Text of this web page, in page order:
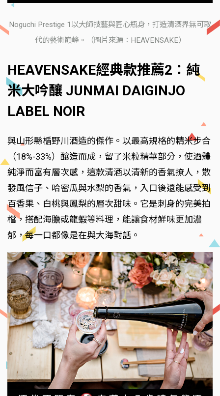
Noguchi Prestige 1以大師技藝與匠心瓶身，打造清酒界無可取
代的藝術巔峰。（圖片來源：HEAVENSAKE）
HEAVENSAKE經典款推薦2：純
米大吟釀 JUNMAI DAIGINJO
LABEL NOIR
與山形縣楯野川酒造的傑作。以最高規格的精米步合
（18%-33%）釀造而成，留了米粒精華部分，使酒體
純淨而富有層次感，這款清酒以清新的香氣撩人，散
發風信子、哈密瓜與水梨的香氣，入口後還能感受到
百香果、白桃與鳳梨的層次甜味。它是刺身的完美拍
檔，搭配海膽或龍蝦等料理，能讓食材鮮味更加濃
郁，每一口都像是在與大海對話。